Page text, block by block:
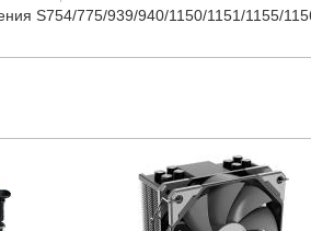
S754/775/939/940/1150/1151/1155/